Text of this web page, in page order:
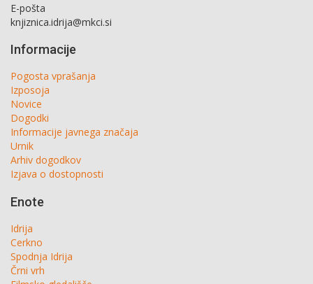
E-pošta
knjiznica.idrija@mkci.si
Informacije
Pogosta vprašanja
Izposoja
Novice
Dogodki
Informacije javnega značaja
Urnik
Arhiv dogodkov
Izjava o dostopnosti
Enote
Idrija
Cerkno
Spodnja Idrija
Črni vrh